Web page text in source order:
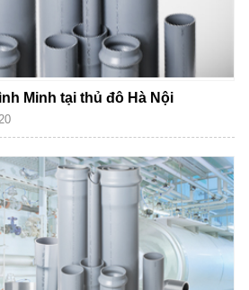
Minh tại thủ đô Hà Nội